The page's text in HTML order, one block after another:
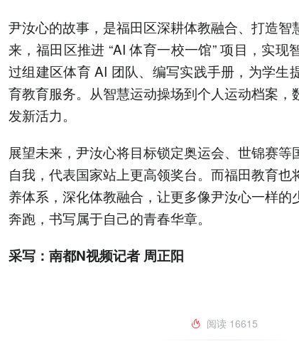
尹汝心的故事，是福田区深耕体教融合、打造智
来，福田区推进 “AI 体育一校一馆” 项目，实现
过组建区体育 AI 团队、编写实践手册，为学生
育教育服务。从智慧运动操场到个人运动档案，
发新活力。
展望未来，尹汝心将目标锁定奥运会、世锦赛等
自我，代表国家站上更高领奖台。而福田教育
养体系，深化体教融合，让更多像尹汝心一样的
奔跑，书写属于自己的青春华章。
采写：南都N视频记者 周正阳
阅读 16615